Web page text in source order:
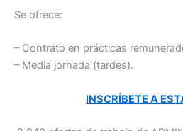
Se ofrece:
– Contrato en prácticas
– Media jornada (tardes).
INSCRÍBETE A